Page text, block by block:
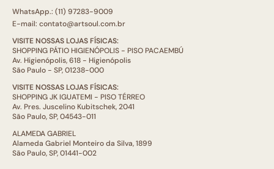
WhatsApp.: (11) 97283-9009
E-mail: contato@artsoul.com.br
VISITE NOSSAS LOJAS FÍSICAS:
SHOPPING PÁTIO HIGIENÓPOLIS - PISO PACAEMBÚ
Av. Higienópolis, 618 - Higienópolis
São Paulo - SP, 01238-000
VISITE NOSSAS LOJAS FÍSICAS:
SHOPPING JK IGUATEMI - PISO TÉRREO
Av. Pres. Juscelino Kubitschek, 2041
São Paulo, SP, 04543-011
ALAMEDA GABRIEL
Alameda Gabriel Monteiro da Silva, 1899
São Paulo, SP, 01441-002